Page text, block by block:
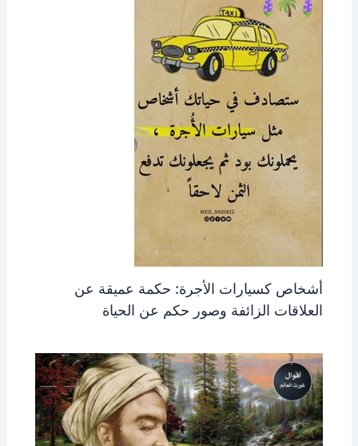
أشخاص كسيارات الأجرة: حكمة عميقة عن
العلاقات الزائفة وصور حكم عن الحياة